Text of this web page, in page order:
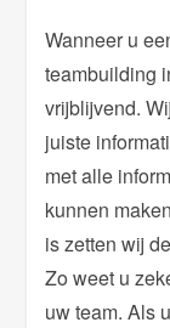
Wanneer u
teambuilding
vrijblijvend.
juiste
met alle
kunnen
is zetten wij
Zo weet u
uw team. Als